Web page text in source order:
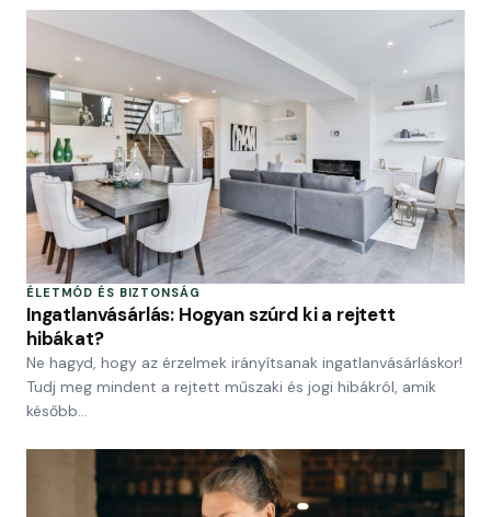
ÉLETMÓD ÉS BIZTONSÁG
Ingatlanvásárlás: Hogyan szúrd ki a rejtett
hibákat?
Ne hagyd, hogy az érzelmek irányítsanak ingatlanvásárláskor!
Tudj meg mindent a rejtett műszaki és jogi hibákról, amik
később…